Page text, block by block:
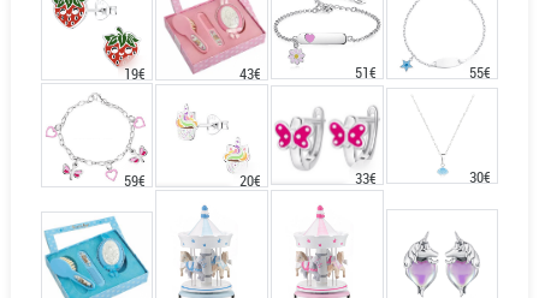
19€ 43€ 51€ 55€
59€ 20€ 33€ 30€